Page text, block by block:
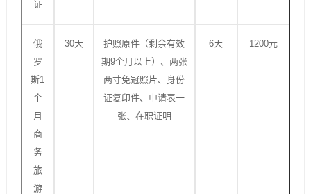
证
俄
罗
斯1
个
月
商
务
旅
游
30天
护照原件（剩余有效
期9个月以上）、两张
两寸免冠照片、身份
证复印件、申请表一
张、在职证明
6天 1200元